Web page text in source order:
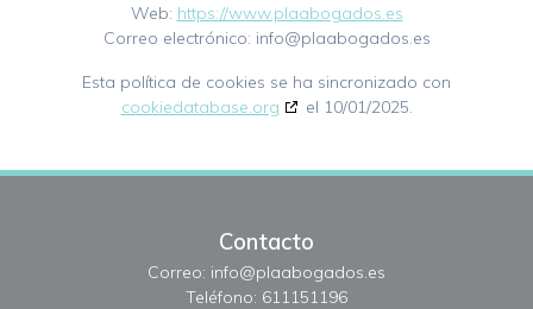
Web: https://www.plaabogados.es
Correo electrónico: info@plaabogados.es
Esta política de cookies se ha sincronizado con
cookiedatabase.org
el 10/01/2025.
Contacto
Correo: info@plaabogados.es
Teléfono: 611151196